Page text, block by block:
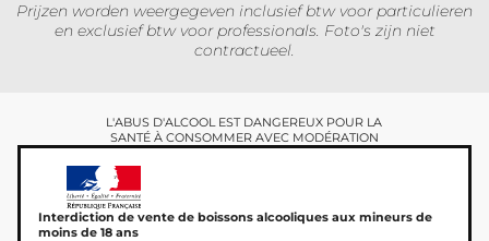
Prijzen worden weergegeven inclusief btw voor particulieren
en exclusief btw voor professionals. Foto's zijn niet
contractueel.
L'ABUS D'ALCOOL EST DANGEREUX POUR LA
SANTÉ À CONSOMMER AVEC MODÉRATION
Interdiction de vente de boissons alcooliques aux mineurs de
moins de 18 ans